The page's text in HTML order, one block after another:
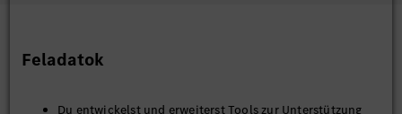
Feladatok
Du entwickelst und erweiterst Tools zur Unterstützung